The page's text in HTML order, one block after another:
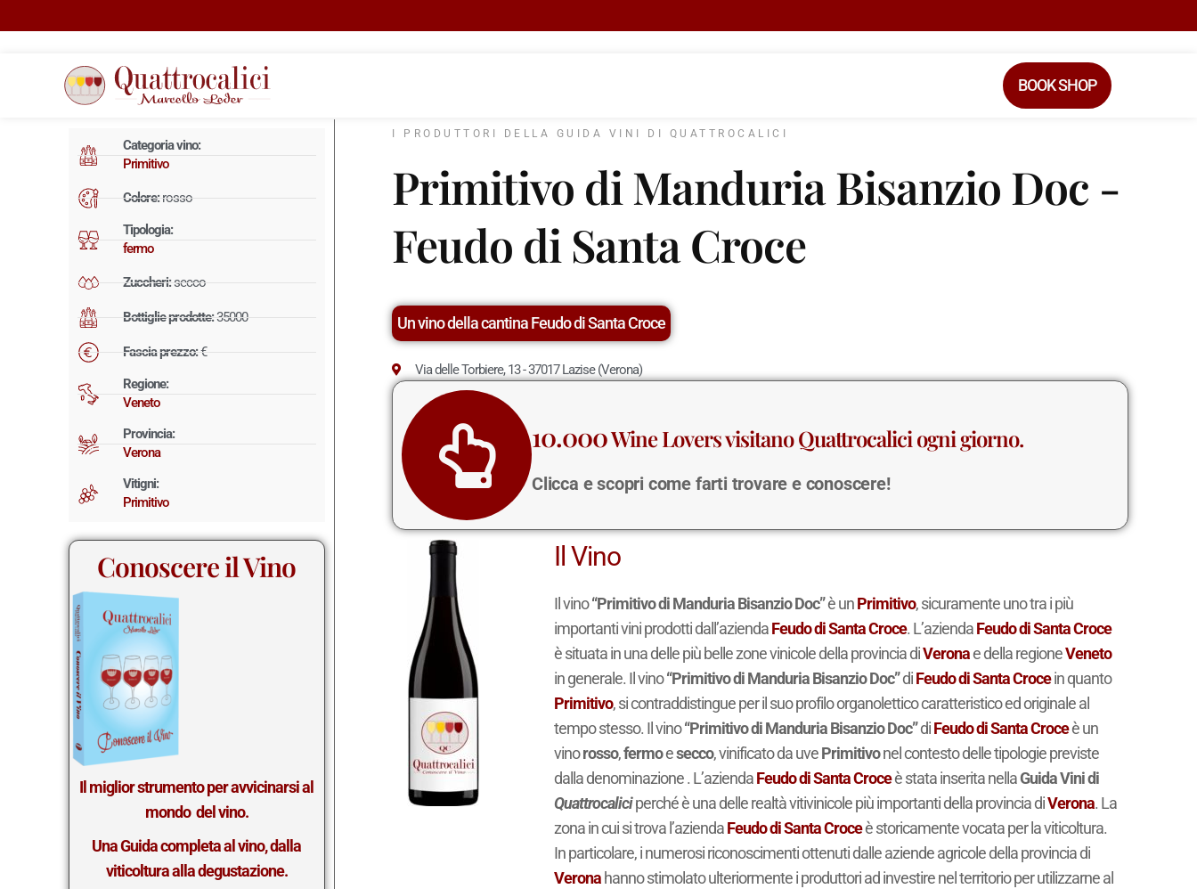
BOOK SHOP
Categoria vino:
Primitivo
Colore:rosso
Tipologia:
fermo
Zuccheri:secco
Bottiglie prodotte:35000
Fascia prezzo:€
Regione:
Veneto
Provincia:
Verona
Vitigni:
Primitivo
Conoscere il Vino
Il miglior strumento per avvicinarsi al
mondo del vino.
Una Guida completa al vino, dalla
viticoltura alla degustazione.
I PRODUTTORI DELLA GUIDA VINI DI QUATTROCALICI
Primitivo di Manduria Bisanzio Doc -
Feudo di Santa Croce
Un vino della cantina Feudo di Santa Croce
Via delle Torbiere, 13 - 37017 Lazise (Verona)
10.000Wine Lovers visitano Quattrocalici ogni giorno.
Clicca e scopri come farti trovare e conoscere!
Il Vino
Il vino“Primitivo di Manduria Bisanzio Doc”è unPrimitivo, sicuramente uno tra i più
importanti vini prodotti dall’aziendaFeudo di Santa Croce. L’aziendaFeudo di Santa Croce
è situata in una delle più belle zone vinicole della provincia diVeronae della regioneVeneto
in generale. Il vino“Primitivo di Manduria Bisanzio Doc”diFeudo di Santa Crocein quanto
Primitivo, si contraddistingue per il suo profilo organolettico caratteristico ed originale al
tempo stesso. Il vino“Primitivo di Manduria Bisanzio Doc”diFeudo di Santa Croceè un
vinorosso,fermoesecco, vinificato da uvePrimitivonel contesto delle tipologie previste
dalla denominazione . L’aziendaFeudo di Santa Croceè stata inserita nellaGuida Vini di
Quattrocaliciperché è una delle realtà vitivinicole più importanti della provincia diVerona. La
zona in cui si trova l’aziendaFeudo di Santa Croceè storicamente vocata per la viticoltura.
In particolare, i numerosi riconoscimenti ottenuti dalle aziende agricole della provincia di
Veronahanno stimolato ulteriormente i produttori ad investire nel territorio per utilizzarne al